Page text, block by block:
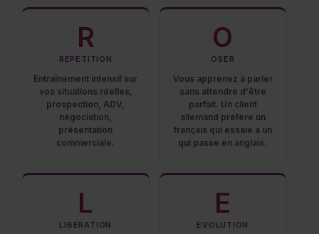
R
RÉPÉTITION
Entraînement intensif sur
vos situations réelles,
prospection, ADV,
négociation,
présentation
commerciale.
O
OSER
Vous apprenez à parler
sans attendre d'être
parfait. Un client
allemand préfère un
français qui essaie à un
qui passe en anglais.
L
LIBÉRATION
E
ÉVOLUTION